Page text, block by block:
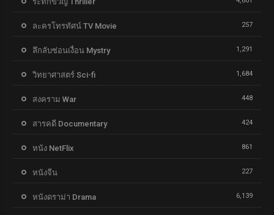
ละครโทรทัศน์ TV Movie 257
ลึกลับซ่อนเงื่อน Mystry 1,291
วิทยาศาสตร์ Sci-fi 1,684
สงคราม War 448
สารคดี Documentary 424
หนัง NetFlix 861
หนังจีน 227
หนังดราม่า Drama 6,139